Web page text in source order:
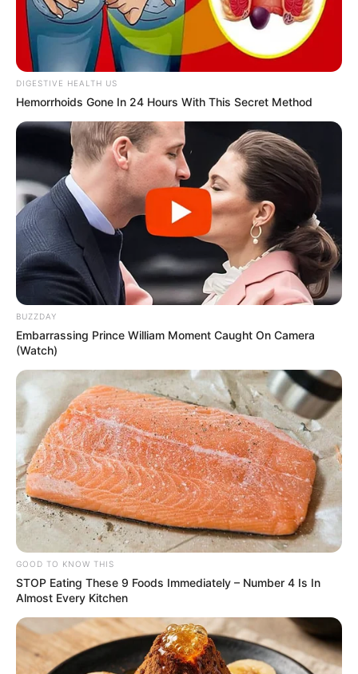
Atletas do judô de Paraguaçu se
classificaram para a Final
Estadual dos Jogos Abertos da
Juventude
Murilo Santana Pincerati conquistou a medalha de bronze
Fonte: Redação/Esporte
MEDALHA 22/07/2022 Foto: Reprodução
DIGESTIVE HEALTH US
Hemorrhoids Gone In 24 Hours With This Secret Method
BUZZDAY
Embarrassing Prince William Moment Caught On Camera
(Watch)
GOOD TO KNOW THIS
STOP Eating These 9 Foods Immediately – Number 4 Is In
Almost Every Kitchen